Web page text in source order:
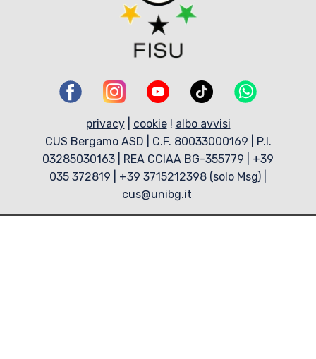
privacy| cookie! albo avvisi
CUS Bergamo ASD | C.F. 80033000169 | P.I.
03285030163 | REA CCIAA BG-355779 | +39
035 372819 | +39 3715212398 (solo Msg) |
cus@unibg.it